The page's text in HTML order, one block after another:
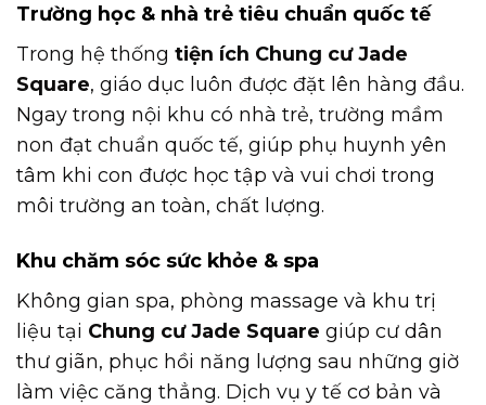
Trường học & nhà trẻ tiêu chuẩn quốc tế
Trong hệ thống tiện ích Chung cư Jade
Square, giáo dục luôn được đặt lên hàng đầu.
Ngay trong nội khu có nhà trẻ, trường mầm
non đạt chuẩn quốc tế, giúp phụ huynh yên
tâm khi con được học tập và vui chơi trong
môi trường an toàn, chất lượng.
Khu chăm sóc sức khỏe & spa
Không gian spa, phòng massage và khu trị
liệu tại Chung cư Jade Square giúp cư dân
thư giãn, phục hồi năng lượng sau những giờ
làm việc căng thẳng. Dịch vụ y tế cơ bản và